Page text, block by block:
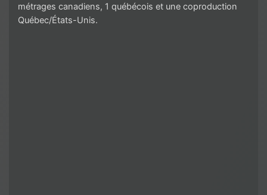
métrages canadiens, 1 québécois et une coproduction
Québec/États-Unis.